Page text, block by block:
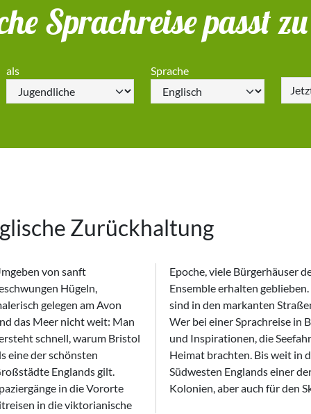
Sprachreise passt
als
Sprache
Zurückhaltung
von sanft
Hügeln,
gelegen am Avon
das Meer nicht weit: Man
schnell, warum Bristol
eine der schönsten
Englands gilt.
in die Vororte
in die viktorianische
viele Bürgerhäuser des 18. und 19. Jahrhunderts sind hier als
erhalten geblieben. Imperiale Pracht und englische Zurückhaltung
den markanten Straßenzügen eine eigenwillige Symbiose eingegangen.
bei einer Sprachreise in Bristol zu Gast ist, der spürt die vielen Einflüsse
die Seefahrer einst von ihren langen Fahrten mit in die
brachten. Bis weit in das 18. Jahrhundert war der Hafen von Bristol im
Englands einer der Dreh- und Angelpunkte für den Handel mit den
Kolonien, aber auch für den